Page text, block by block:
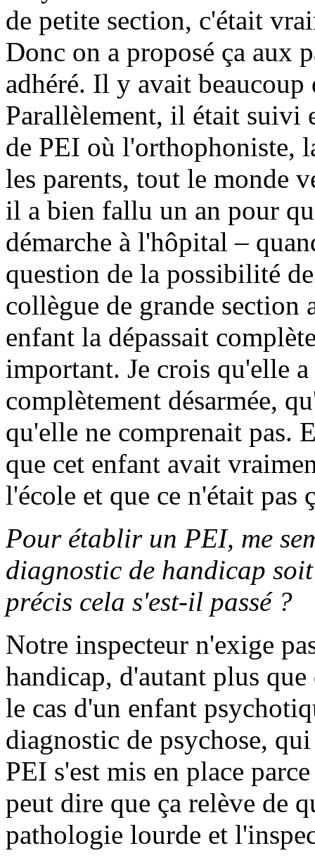
de petite section, c'était
Donc on a proposé ça aux
adhéré. Il y avait beaucoup
Parallèlement, il était suivi
de PEI où l'orthophoniste,
les parents, tout le monde
il a bien fallu un an pour
démarche à l'hôpital –
question de la possibilité
collègue de grande section
enfant la dépassait
important. Je crois qu'elle
complètement désarmée,
qu'elle ne comprenait pas.
que cet enfant avait
l'école et que ce n'était pas
Pour établir un PEI, me
diagnostic de handicap
précis cela s'est-il passé ?
Notre inspecteur n'exige
handicap, d'autant plus que
le cas d'un enfant
diagnostic de psychose,
PEI s'est mis en place
peut dire que ça relève de
pathologie lourde et